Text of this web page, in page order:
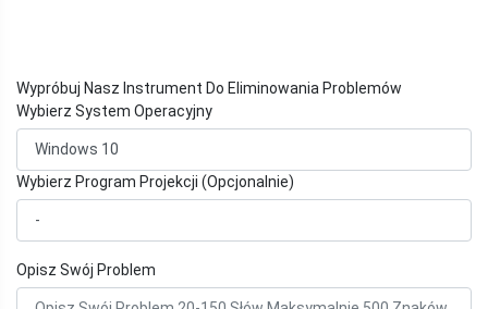
Wypróbuj Nasz Instrument Do Eliminowania Problemów
Wybierz System Operacyjny
Wybierz Program Projekcji (Opcjonalnie)
Opisz Swój Problem